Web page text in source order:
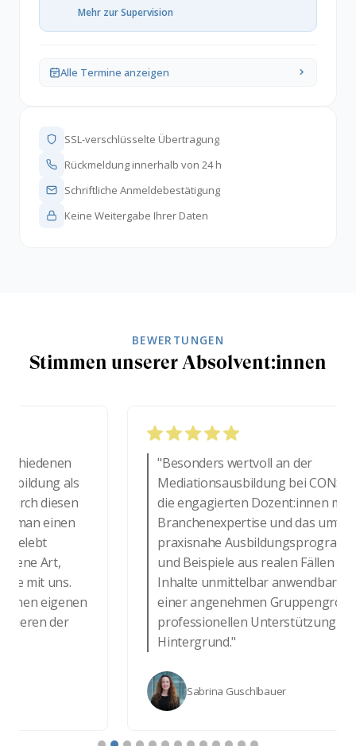
Mehr zur Supervision
Alle Termine anzeigen
SSL-verschlüsselte Übertragung
Rückmeldung innerhalb von 24 h
Schriftliche Anmeldebestätigung
Keine Weitergabe Ihrer Daten
BEWERTUNGEN
Stimmen unserer Absolvent:innen
als
diesen
einen
Art,
mit uns.
eigenen
der
"Besonders wertvoll an der
Mediationsausbildung bei
die engagierten Dozent:innen mit
Branchenexpertise und das
praxisnahe Ausbildungsprogramm.
und Beispiele aus realen Fällen
Inhalte unmittelbar anwendbar,
einer angenehmen Gruppengröße
professionellen Unterstützung des
Hintergrund."
Sabrina Guschlbauer